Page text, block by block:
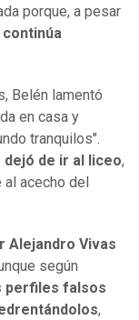
porque, a pesar
Belén lamentó
en casa y
tranquilos".
de ir al liceo,
al acecho del
Alejandro Vivas
según
perfiles falsos
,